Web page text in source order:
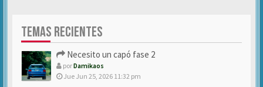
TEMAS RECIENTES
Necesito un capó fase 2
porDamikaos
Jue Jun 25, 2026 11:32 pm